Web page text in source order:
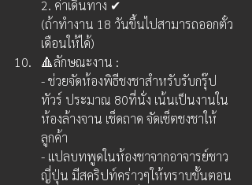
2. ค่าเดินทาง ✔︎
(ถ้าทำงาน 18 วันขึ้นไปสามารถออกตั๋ว
เดือนให้ได้)
🔺ลักษณะงาน :
- ช่วยจัดห้องพิธีชงชาสำหรับรับกรุ๊ป
ทัวร์ ประมาณ 80ที่นั่ง เน้นเป็นงานใน
ห้องล้างจาน เช็ดถาด จัดเซ็ตชงชาให้
ลูกค้า
- แปลบทพูดในห้องชาจากอาจารย์ชาว
ญี่ปุ่น มีสคริปท์คร่าวๆให้ทราบขั้นตอน